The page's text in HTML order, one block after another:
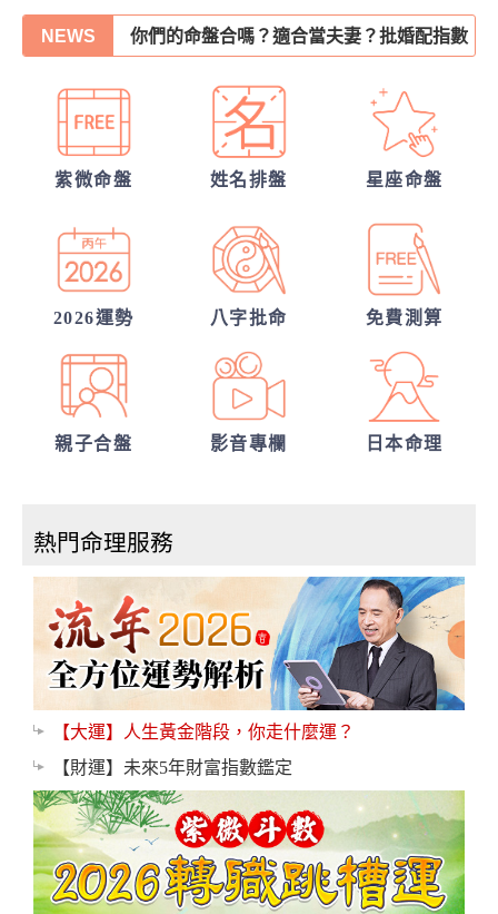
NEWS 另一半何時來敲門?
他的異性關係全解密
我的人生命運20解
從姓名看你另一半的輪廓
紫微命盤 姓名排盤 星座命盤
2026運勢 八字批命 免費測算
親子合盤 影音專欄 日本命理
熱門命理服務
【大運】人生黃金階段，你走什麼運？
【財運】未來5年財富指數鑑定